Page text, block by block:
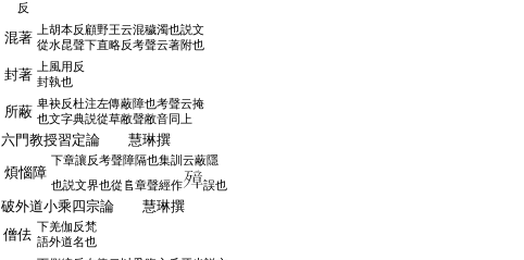
反
混著
上胡本反顧野王云混穢濁也説文
從水昆聲下直略反考聲云著附也
封著
上風用反
封執也
所蔽 卑袂反杜注左傳蔽障也考聲云掩
也文字典説從草敝聲敝音同上
六門教授習定論 慧琳撰
煩惱障
下章讓反考聲障隔也集訓云蔽隱
也説文界也從𨸏章聲經作
誤也
破外道小乘四宗論 慧琳撰
僧佉 下羌伽反梵
語外道名也